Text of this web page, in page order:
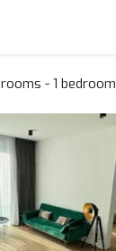
- 1 bedroom